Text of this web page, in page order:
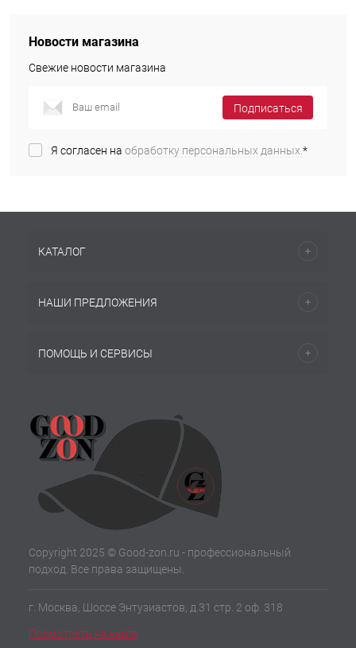
Новости магазина
Свежие новости магазина
Подписаться
Я согласен на обработку персональных данных. *
КАТАЛОГ
НАШИ ПРЕДЛОЖЕНИЯ
ПОМОЩЬ И СЕРВИСЫ
Copyright 2025 © Good-zon.ru - профессиональный
подход. Все права защищены.
г. Москва, Шоссе Энтузиастов, д.31 стр. 2 оф. 318
Посмотреть на карте